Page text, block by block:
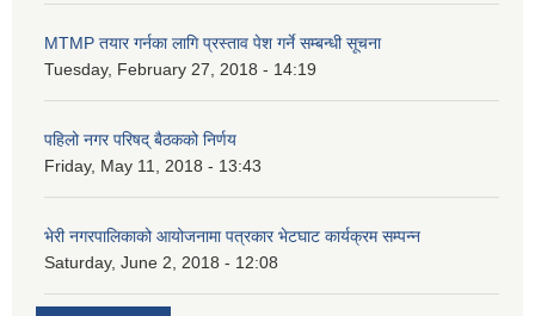
MTMP तयार गर्नका लागि प्रस्ताव पेश गर्ने सम्बन्धी सूचना
Tuesday, February 27, 2018 - 14:19
पहिलो नगर परिषद् बैठकको निर्णय
Friday, May 11, 2018 - 13:43
भेरी नगरपालिकाको आयोजनामा पत्रकार भेटघाट कार्यक्रम सम्पन्न
Saturday, June 2, 2018 - 12:08